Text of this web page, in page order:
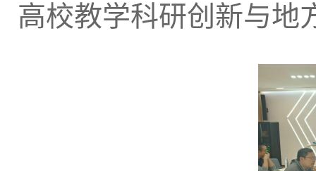
高校教学科研创新与地